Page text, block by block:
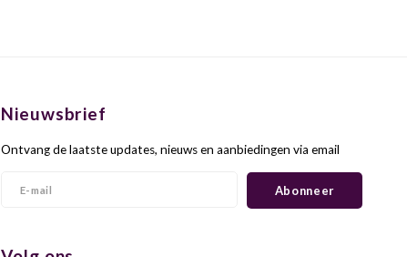
Nieuwsbrief
Ontvang de laatste updates, nieuws en aanbiedingen via email
Abonneer